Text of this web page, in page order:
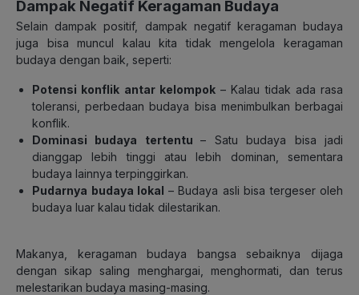
Dampak Negatif Keragaman Budaya
Selain dampak positif, dampak negatif keragaman budaya
juga bisa muncul kalau kita tidak mengelola keragaman
budaya dengan baik, seperti:
Potensi konflik antar kelompok– Kalau tidak ada rasa
toleransi, perbedaan budaya bisa menimbulkan berbagai
konflik.
Dominasi budaya tertentu– Satu budaya bisa jadi
dianggap lebih tinggi atau lebih dominan, sementara
budaya lainnya terpinggirkan.
Pudarnya budaya lokal – Budaya asli bisa tergeser oleh
budaya luar kalau tidak dilestarikan.
Makanya, keragaman budaya bangsa sebaiknya dijaga
dengan sikap saling menghargai, menghormati, dan terus
melestarikan budaya masing-masing.